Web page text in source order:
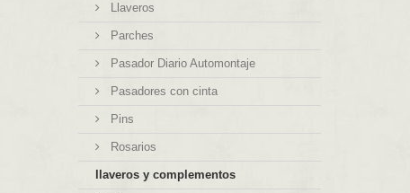
Llaveros
Parches
Pasador Diario Automontaje
Pasadores con cinta
Pins
Rosarios
llaveros y complementos